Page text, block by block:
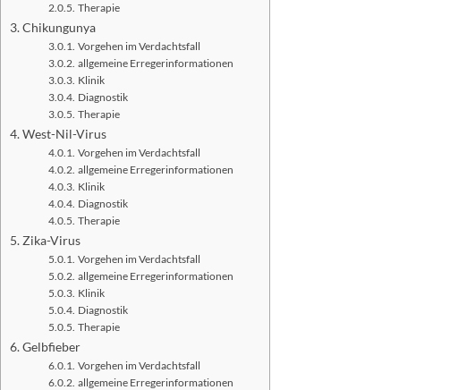
Therapie
Chikungunya
Vorgehen im Verdachtsfall
allgemeine Erregerinformationen
Klinik
Diagnostik
Therapie
West-Nil-Virus
Vorgehen im Verdachtsfall
allgemeine Erregerinformationen
Klinik
Diagnostik
Therapie
Zika-Virus
Vorgehen im Verdachtsfall
allgemeine Erregerinformationen
Klinik
Diagnostik
Therapie
Gelbfieber
Vorgehen im Verdachtsfall
allgemeine Erregerinformationen